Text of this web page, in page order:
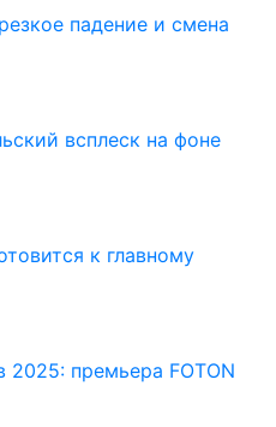
падение и смена
всплеск на фоне
к главному
премьера FOTON